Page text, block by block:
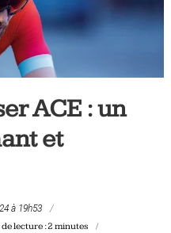
ACE : un
et
à 19h53
de lecture :2 minutes